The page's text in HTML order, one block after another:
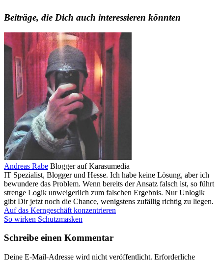
Beiträge, die Dich auch interessieren könnten
Andreas Rabe Blogger auf Karasumedia
IT Spezialist, Blogger und Hesse. Ich habe keine Lösung, aber ich
bewundere das Problem. Wenn bereits der Ansatz falsch ist, so führt
strenge Logik unweigerlich zum falschen Ergebnis. Nur Unlogik
gibt Dir jetzt noch die Chance, wenigstens zufällig richtig zu liegen.
Auf das Kerngeschäft konzentrieren
So wirken Schutzmasken
Schreibe einen Kommentar
Deine E-Mail-Adresse wird nicht veröffentlicht. Erforderliche